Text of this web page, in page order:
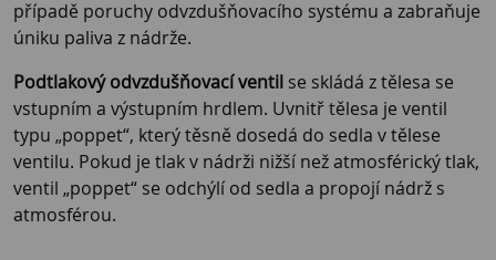
případě poruchy odvzdušňovacího systému a zabraňuje
úniku paliva z nádrže.
Podtlakový odvzdušňovací ventil se skládá z tělesa se
vstupním a výstupním hrdlem. Uvnitř tělesa je ventil
typu „poppet“, který těsně dosedá do sedla v tělese
ventilu. Pokud je tlak v nádrži nižší než atmosférický tlak,
ventil „poppet“ se odchýlí od sedla a propojí nádrž s
atmosférou.